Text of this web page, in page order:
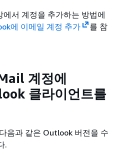
서 계정을 추가하는 방법에
에 이메일 계정 추가
를 참
계정에
클라이언트를
음과 같은 Outlook 버전을 수
.